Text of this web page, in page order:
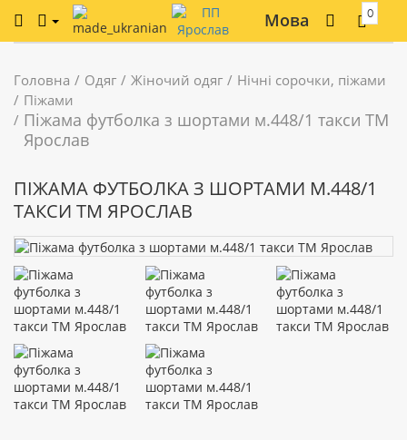
Мова 0
Головна Одяг Жіночий одяг
Нічні сорочки, піжами
Піжами
Піжама футболка з шортами м.448/1 такси ТМ
Ярослав
ПІЖАМА ФУТБОЛКА З ШОРТАМИ М.448/1
ТАКСИ ТМ ЯРОСЛАВ